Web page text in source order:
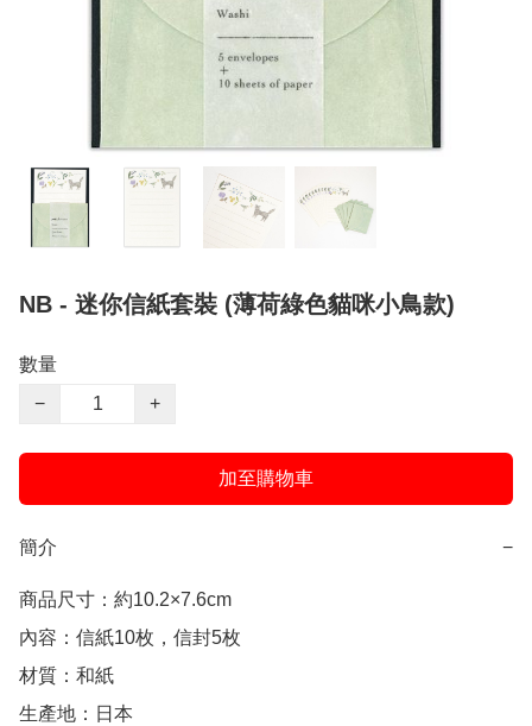
NB - 迷你信紙套裝 (薄荷綠色貓咪小鳥款)
數量
−
+
加至購物車
簡介 −
商品尺寸：約10.2×7.6cm
內容：信紙10枚，信封5枚
材質：和紙
生產地：日本